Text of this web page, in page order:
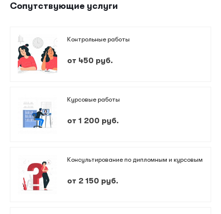
Сопутствующие услуги
Контрольные работы
от 450 руб.
Курсовые работы
от 1 200 руб.
Консультирование по дипломным и курсовым
от 2 150 руб.